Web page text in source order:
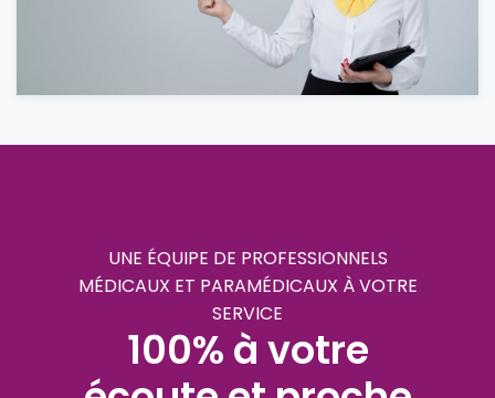
UNE ÉQUIPE DE PROFESSIONNELS
MÉDICAUX ET PARAMÉDICAUX À VOTRE
SERVICE
100% à votre